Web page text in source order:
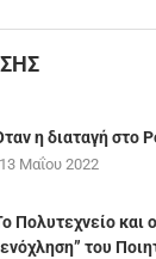
η διαταγή στο
13 Μαΐου 2022
Πολυτεχνείο και
του